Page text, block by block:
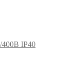
IP40